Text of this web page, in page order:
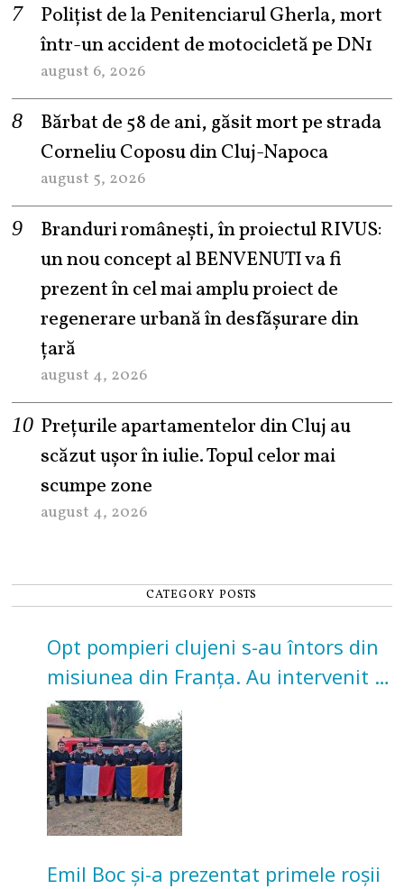
Polițist de la Penitenciarul Gherla, mort
într-un accident de motocicletă pe DN1
august 6, 2026
Bărbat de 58 de ani, găsit mort pe strada
Corneliu Coposu din Cluj-Napoca
august 5, 2026
Branduri românești, în proiectul RIVUS:
un nou concept al BENVENUTI va fi
prezent în cel mai amplu proiect de
regenerare urbană în desfășurare din
țară
august 4, 2026
Prețurile apartamentelor din Cluj au
scăzut ușor în iulie. Topul celor mai
scumpe zone
august 4, 2026
CATEGORY POSTS
Opt pompieri clujeni s-au întors din
misiunea din Franța. Au intervenit la
incendii de vegetație și pădure
Emil Boc și-a prezentat primele roșii